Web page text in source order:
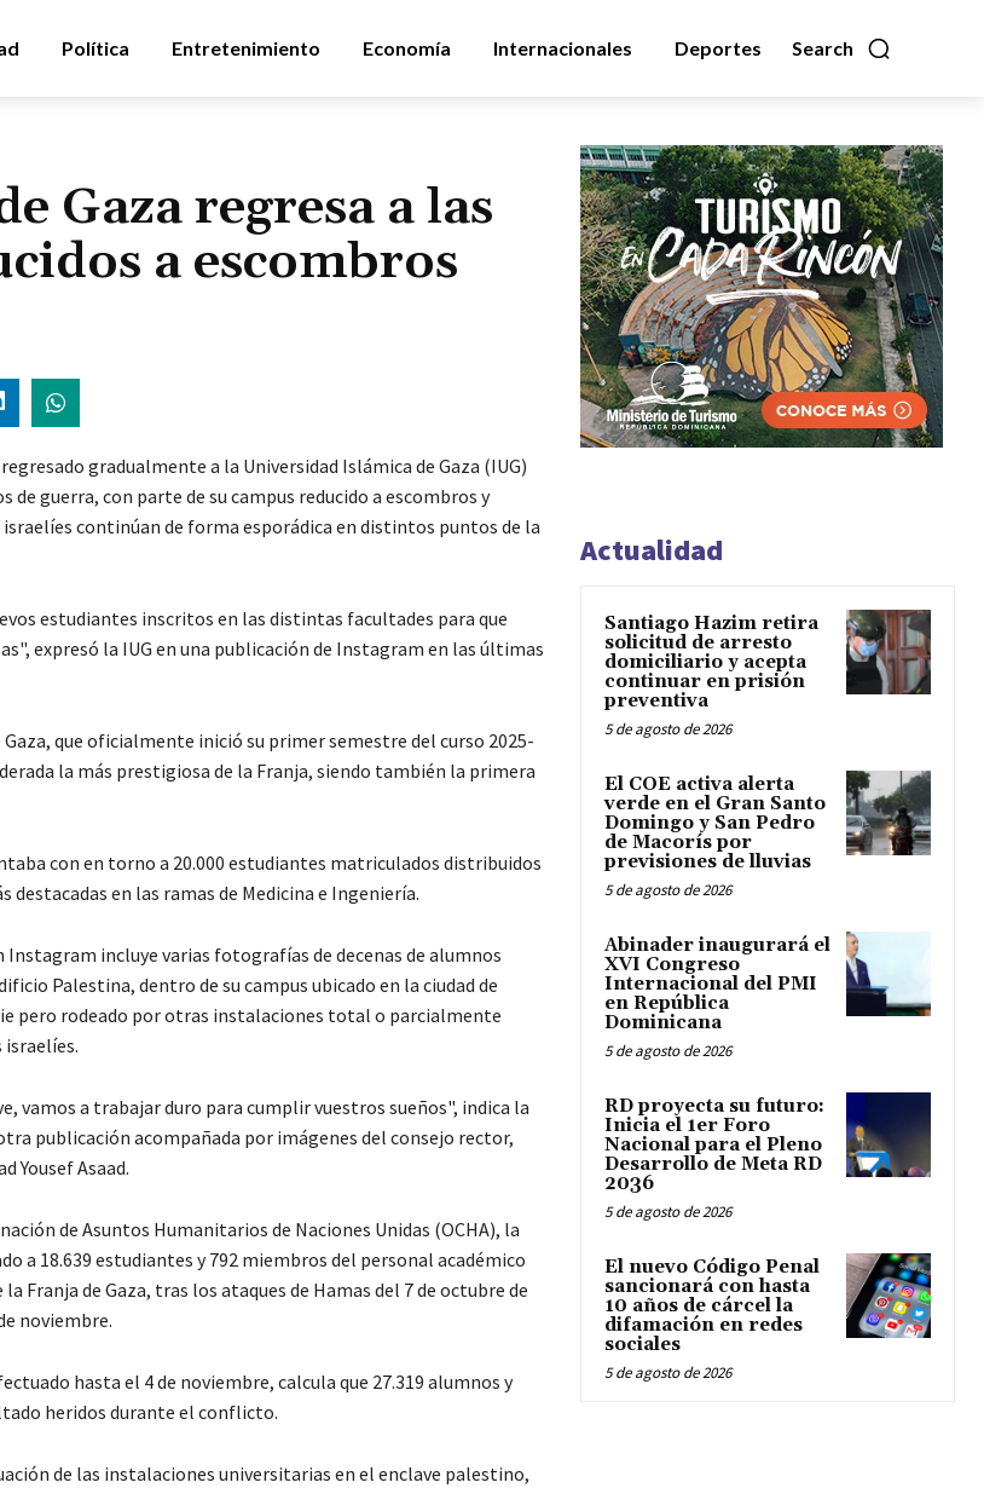
Search
Política Entretenimiento Economía Internacionales Deportes
Gaza regresa a las
a escombros
gradualmente a la Universidad Islámica de Gaza (IUG)
de guerra, con parte de su campus reducido a escombros y
continúan de forma esporádica en distintos puntos de la
estudiantes inscritos en las distintas facultades para que
expresó la IUG en una publicación de Instagram en las últimas
Gaza, que oficialmente inició su primer semestre del curso 2025-
la más prestigiosa de la Franja, siendo también la primera
con en torno a 20.000 estudiantes matriculados distribuidos
destacadas en las ramas de Medicina e Ingeniería.
Instagram incluye varias fotografías de decenas de alumnos
Palestina, dentro de su campus ubicado en la ciudad de
pero rodeado por otras instalaciones total o parcialmente
vamos a trabajar duro para cumplir vuestros sueños", indica la
publicación acompañada por imágenes del consejo rector,
Yousef Asaad.
de Asuntos Humanitarios de Naciones Unidas (OCHA), la
a 18.639 estudiantes y 792 miembros del personal académico
Franja de Gaza, tras los ataques de Hamas del 7 de octubre de
noviembre.
hasta el 4 de noviembre, calcula que 27.319 alumnos y
heridos durante el conflicto.
de las instalaciones universitarias en el enclave palestino,
Actualidad
Santiago Hazim retira
solicitud de arresto
domiciliario y acepta
continuar en prisión
preventiva
5 de agosto de 2026
El COE activa alerta
verde en el Gran Santo
Domingo y San Pedro
de Macorís por
previsiones de lluvias
5 de agosto de 2026
Abinader inaugurará el
XVI Congreso
Internacional del PMI
en República
Dominicana
5 de agosto de 2026
RD proyecta su futuro:
Inicia el 1er Foro
Nacional para el Pleno
Desarrollo de Meta RD
2036
5 de agosto de 2026
El nuevo Código Penal
sancionará con hasta
10 años de cárcel la
difamación en redes
sociales
5 de agosto de 2026